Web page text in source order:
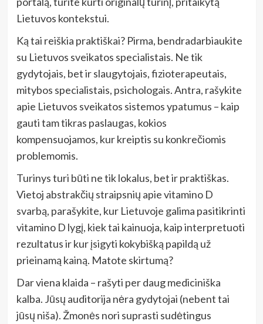
Lietuvos kontekstui.
Ką tai reiškia praktiškai? Pirma, bendradarbiaukite
su Lietuvos sveikatos specialistais. Ne tik
gydytojais, bet ir slaugytojais, fizioterapeutais,
mitybos specialistais, psichologais. Antra, rašykite
apie Lietuvos sveikatos sistemos ypatumus – kaip
gauti tam tikras paslaugas, kokios
kompensuojamos, kur kreiptis su konkrečiomis
problemomis.
Turinys turi būti ne tik lokalus, bet ir praktiškas.
Vietoj abstrakčių straipsnių apie vitamino D
svarbą, parašykite, kur Lietuvoje galima pasitikrinti
vitamino D lygį, kiek tai kainuoja, kaip interpretuoti
rezultatus ir kur įsigyti kokybišką papildą už
prieinamą kainą. Matote skirtumą?
Dar viena klaida – rašyti per daug mediciniška
kalba. Jūsų auditorija nėra gydytojai (nebent tai
jūsų niša). Žmonės nori suprasti sudėtingus